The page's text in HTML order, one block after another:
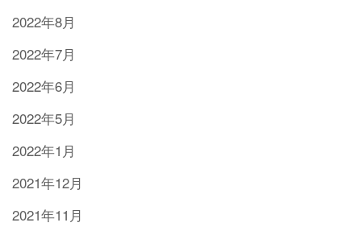
2022年8月
2022年7月
2022年6月
2022年5月
2022年1月
2021年12月
2021年11月